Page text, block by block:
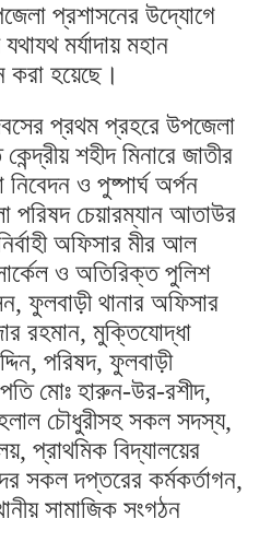
প্রশাসনের উদ্যোগে
মর্যাদায় মহান
করা হয়েছে।
প্রথম প্রহরে উপজেলা
শহীদ মিনারে জাতীর
ও পুষ্পার্ঘ অর্পন
পরিষদ চেয়ারম্যান আতাউর
অফিসার মীর আল
ও অতিরিক্ত পুলিশ
ফুলবাড়ী থানার অফিসার
রহমান, মুক্তিযোদ্ধা
পরিষদ, ফুলবাড়ী
মোঃ হারুন-উর-রশীদ,
চৌধুরীসহ সকল সদস্য,
প্রাথমিক বিদ্যালয়ের
সকল দপ্তরের কর্মকর্তাগন,
সামাজিক সংগঠন